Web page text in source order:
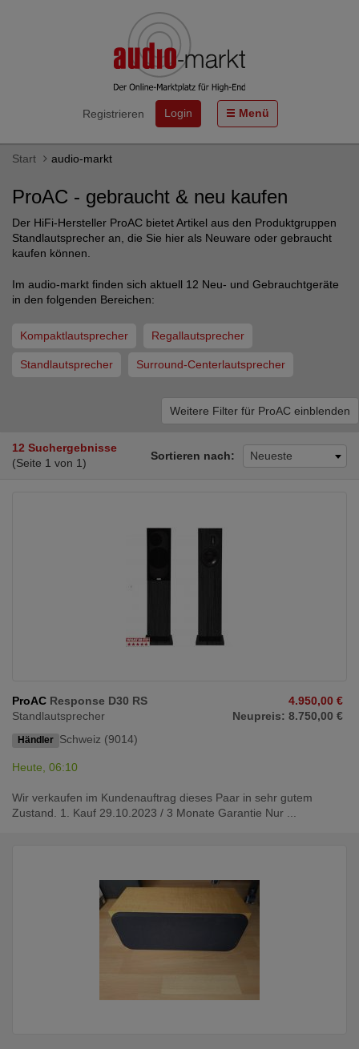
Registrieren Login Menü
Start audio-markt
ProAC - gebraucht & neu kaufen
Der HiFi-Hersteller ProAC bietet Artikel aus den Produktgruppen
Standlautsprecher an, die Sie hier als Neuware oder gebraucht
kaufen können.
Im audio-markt finden sich aktuell 12 Neu- und Gebrauchtgeräte
in den folgenden Bereichen:
Kompaktlautsprecher Regallautsprecher
Standlautsprecher Surround-Centerlautsprecher
Weitere Filter für ProAC einblenden
12 Suchergebnisse
(Seite 1 von 1)
Sortieren nach: Neueste
ProAC Response D30 RS
Standlautsprecher
Händler Schweiz (9014)
4.950,00 €
Neupreis: 8.750,00 €
Heute, 06:10
Wir verkaufen im Kundenauftrag dieses Paar in sehr gutem
Zustand. 1. Kauf 29.10.2023 / 3 Monate Garantie Nur ...